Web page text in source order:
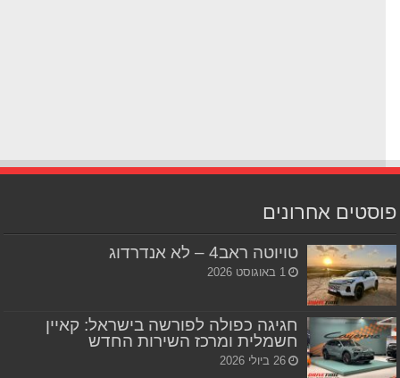
אחרונים
טויוטה ראב4 – לא אנדרדוג
1 באוגוסט 2026
חגיגה כפולה לפורשה בישראל: קאיין
חשמלית ומרכז השירות החדש
26 ביולי 2026